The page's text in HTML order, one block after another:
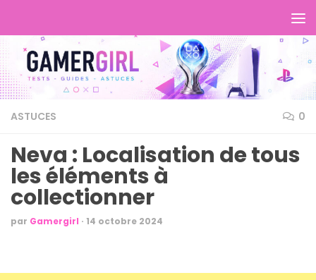
ASTUCES 0
Neva : Localisation de tous
les éléments à
collectionner
par Gamergirl · 14 octobre 2024